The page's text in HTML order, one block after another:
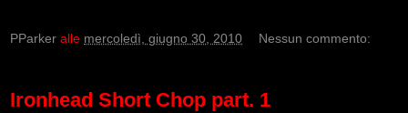
PParker alle mercoledì, giugno 30, 2010 Nessun commento:
Ironhead Short Chop part. 1